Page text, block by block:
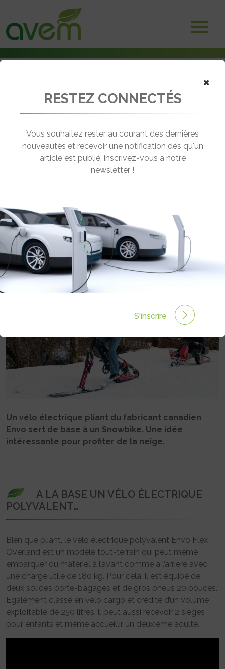
Vélo des neiges électrique obtenu à partir de l’Envo Flex Overland
← Revenir aux actualités
OBTENU À PARTIR DE L’ENVO FLEX
OVERLAND
Rédigé par Philippe Schwoerer le 09 Jan 2026 à 19:00
0 commentaires
Un vélo électrique pliant du fabricant canadien
Envo sert de base à un Snowbike. Une idée
intéressante pour profiter de la neige.
A LA BASE UN VÉLO ÉLECTRIQUE
POLYVALENT…
Bien que pliant, le vélo électrique polyvalent Envo Flex
Overland est un modèle tout-terrain qui peut même
embarquer du matériel à l’avant comme à l’arrière avec
une charge utile de 180 kg. Pour cela, il est équipé de
deux solides porte-bagages et de gros pneus 20 pouces.
Egalement classé en vélo cargo et crédité d’un volume
exploitable de 250 litres, il peut aussi recevoir 2 sièges
pour enfants et même accueillir un deuxième adulte.
×
RESTEZ CONNECTÉS
Vous souhaitez rester au courant des dernières
nouveautés et recevoir une notification dès qu'un
article est publié, inscrivez-vous à notre
newsletter !
S'inscrire